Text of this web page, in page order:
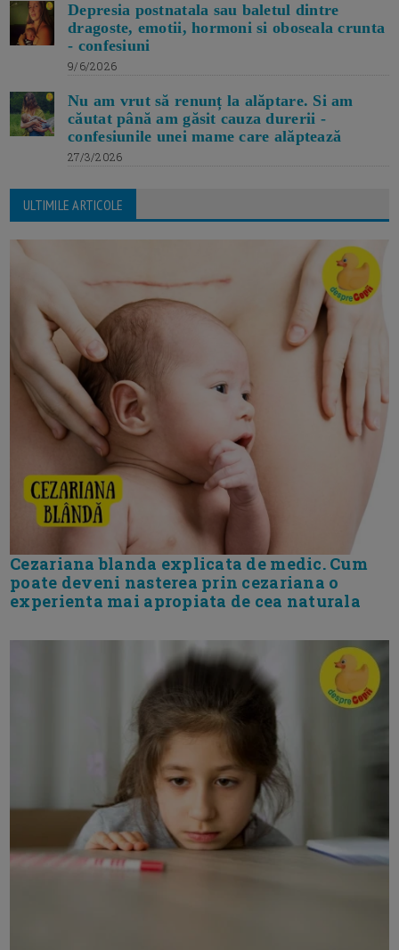
Depresia postnatala sau baletul dintre
dragoste, emotii, hormoni si oboseala crunta
- confesiuni
9/6/2026
Nu am vrut să renunț la alăptare. Si am
căutat până am găsit cauza durerii -
confesiunile unei mame care alăptează
27/3/2026
ULTIMILE ARTICOLE
Cezariana blanda explicata de medic. Cum
poate deveni nasterea prin cezariana o
experienta mai apropiata de cea naturala